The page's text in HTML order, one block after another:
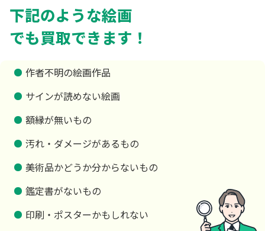
下記のような絵画
でも買取できます！
作者不明の絵画作品
サインが読めない絵画
額縁が無いもの
汚れ・ダメージがあるもの
美術品かどうか分からないもの
鑑定書がないもの
印刷・ポスターかもしれない